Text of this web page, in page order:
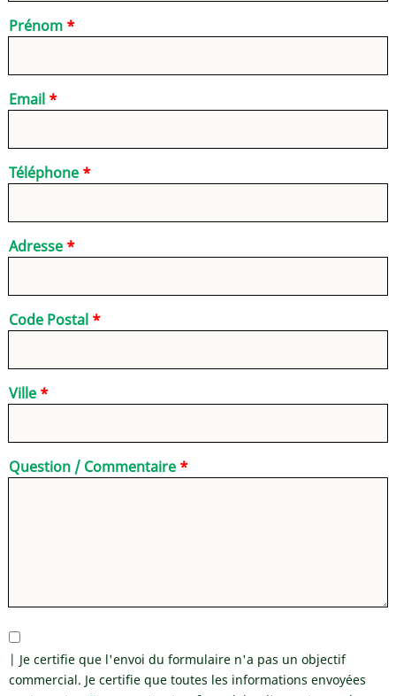
Prénom
Email
Téléphone
Adresse
Code Postal
Ville
Question / Commentaire
| Je certifie que l'envoi du formulaire n'a pas un objectif
commercial. Je certifie que toutes les informations envoyées